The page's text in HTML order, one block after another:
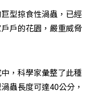
型掠食性渦蟲，已經
戶的花園，嚴重威脅
，科學家彙整了此種
蟲長度可達40公分，